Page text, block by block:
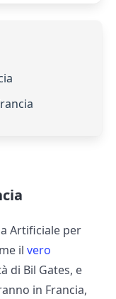
Artificiale per
il vero
di Bil Gates, e
in Francia,